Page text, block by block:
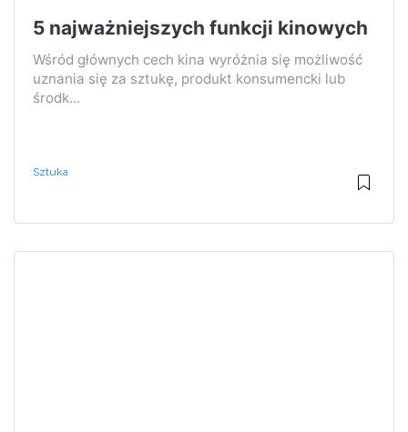
5 najważniejszych funkcji kinowych
Wśród głównych cech kina wyróżnia się możliwość
uznania się za sztukę, produkt konsumencki lub
środk...
Sztuka